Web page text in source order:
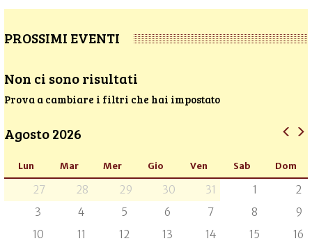
PROSSIMI EVENTI
Non ci sono risultati
Prova a cambiare i filtri che hai impostato
Agosto 2026
Lun Mar Mer Gio Ven Sab Dom
27 28 29 30 31 1
2
3
4 5 6 7 8
9
10
11 12 13 14 15
16